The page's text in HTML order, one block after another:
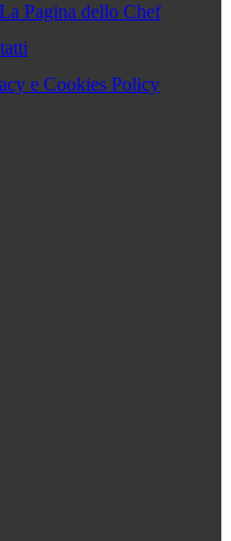
La Pagina dello Chef
e Cookies Policy